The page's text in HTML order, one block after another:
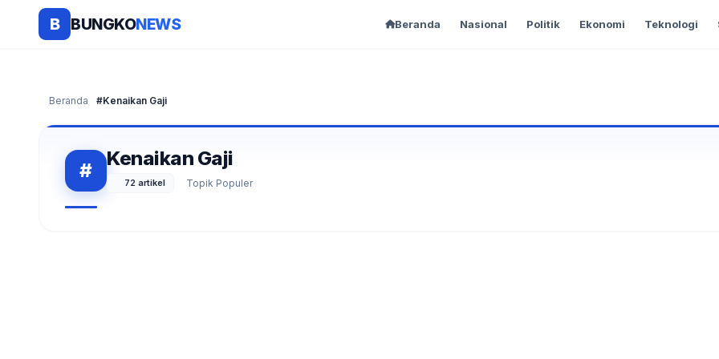
B BUNGKONEWS Beranda Nasional Politik Ekonomi Teknologi
Beranda #Kenaikan Gaji
# Kenaikan Gaji
72 artikel Topik Populer